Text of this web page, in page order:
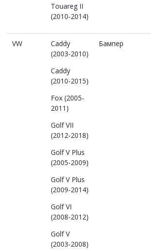
Touareg II
(2010-2014)
VW
Caddy
(2003-2010)
Caddy
(2010-2015)
Fox (2005-
2011)
Golf VII
(2012-2018)
Golf V Plus
(2005-2009)
Golf V Plus
(2009-2014)
Golf VI
(2008-2012)
Golf V
(2003-2008)
Бампер